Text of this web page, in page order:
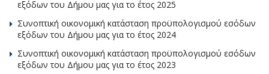
εξόδων του Δήμου μας για το έτος 2025
Συνοπτική οικονομική κατάσταση προϋπολογισμού εσόδων
εξόδων του Δήμου μας για το έτος 2024
Συνοπτική οικονομική κατάσταση προϋπολογισμού εσόδων
εξόδων του Δήμου μας για το έτος 2023